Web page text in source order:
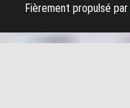
Fièrement propulsé par